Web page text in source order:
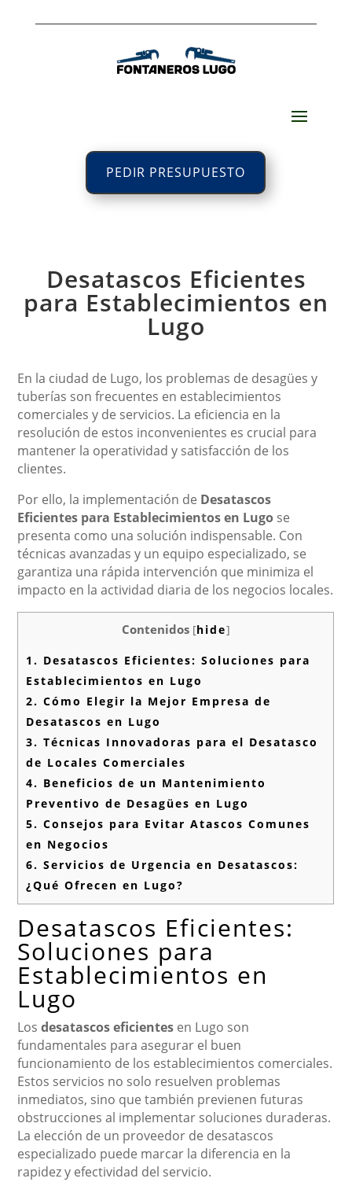
PEDIR PRESUPUESTO
Desatascos Eficientes
para Establecimientos en
Lugo
En la ciudad de Lugo, los problemas de desagües y
tuberías son frecuentes en establecimientos
comerciales y de servicios. La eficiencia en la
resolución de estos inconvenientes es crucial para
mantener la operatividad y satisfacción de los
clientes.
Por ello, la implementación de Desatascos
Eficientes para Establecimientos en Lugo se
presenta como una solución indispensable. Con
técnicas avanzadas y un equipo especializado, se
garantiza una rápida intervención que minimiza el
impacto en la actividad diaria de los negocios locales.
Contenidos [hide]
1. Desatascos Eficientes: Soluciones para
Establecimientos en Lugo
2. Cómo Elegir la Mejor Empresa de
Desatascos en Lugo
3. Técnicas Innovadoras para el Desatasco
de Locales Comerciales
4. Beneficios de un Mantenimiento
Preventivo de Desagües en Lugo
5. Consejos para Evitar Atascos Comunes
en Negocios
6. Servicios de Urgencia en Desatascos:
¿Qué Ofrecen en Lugo?
Desatascos Eficientes:
Soluciones para
Establecimientos en
Lugo
Losdesatascos eficientes en Lugo son
fundamentales para asegurar el buen
funcionamiento de los establecimientos comerciales.
Estos servicios no solo resuelven problemas
inmediatos, sino que también previenen futuras
obstrucciones al implementar soluciones duraderas.
La elección de un proveedor de desatascos
especializado puede marcar la diferencia en la
rapidez y efectividad del servicio.